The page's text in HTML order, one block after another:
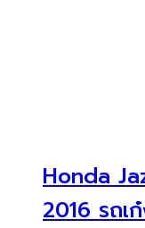
Honda
2016 รถเ